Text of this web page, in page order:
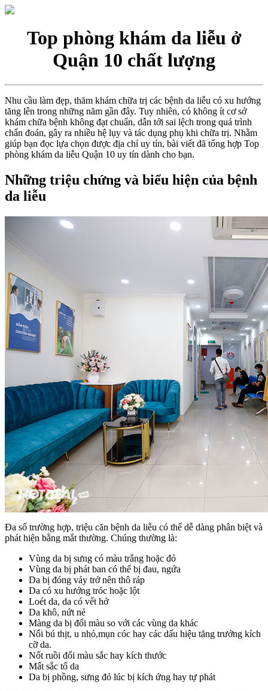
Top phòng khám da liễu ở
Quận 10 chất lượng
Nhu cầu làm đẹp, thăm khám chữa trị các bệnh da liễu có xu hướng
tăng lên trong những năm gần đây. Tuy nhiên, có không ít cơ sở
khám chữa bệnh không đạt chuẩn, dẫn tới sai lệch trong quá trình
chẩn đoán, gây ra nhiều hệ lụy và tác dụng phụ khi chữa trị. Nhằm
giúp bạn đọc lựa chọn được địa chỉ uy tín, bài viết đã tổng hợp Top
phòng khám da liễu Quận 10 uy tín dành cho bạn.
Những triệu chứng và biểu hiện của bệnh
da liễu
Đa số trường hợp, triệu căn bệnh da liễu có thể dễ dàng phân biệt và
phát hiện bằng mắt thường. Chúng thường là:
Vùng da bị sưng có màu trắng hoặc đỏ
Vùng da bị phát ban có thể bị đau, ngứa
Da bị đóng vảy trở nên thô ráp
Da có xu hướng tróc hoặc lột
Loét da, da có vết hở
Da khô, nứt nẻ
Màng da bị đổi màu so với các vùng da khác
Nổi bú thịt, u nhỏ,mụn cóc hay các dấu hiệu tăng trưởng kích
cỡ da.
Nốt ruồi đổi màu sắc hay kích thước
Mất sắc tố da
Da bị phồng, sưng đỏ lúc bị kích ứng hay tự phát